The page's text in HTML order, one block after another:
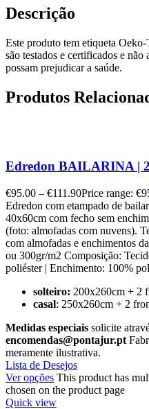
Descrição
Este produto tem etiqueta
são testados e certificados e não
possam prejudicar a saúde.
Produtos
Edredon BAILARINA |
€95.00 – €111.90Price range:
Edredon com etampado de
40x60cm com fecho sem
(foto: almofadas com nuvens).
com almofadas e enchimentos
ou 300gr/m2 Composição:
poliéster | Enchimento: 100%
solteiro: 200x260cm + 2
casal: 250x260cm + 2
Medidas especiais solicite
encomendas@pontajur.pt
meramente ilustrativa.
Lista de Desejos
Ver opções This product has
chosen on the product page
Quick view